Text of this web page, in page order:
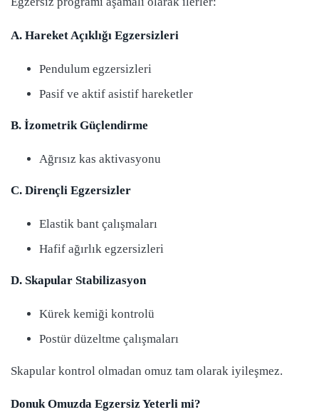
A. Hareket Açıklığı Egzersizleri
Pendulum egzersizleri
Pasif ve aktif asistif hareketler
B. İzometrik Güçlendirme
Ağrısız kas aktivasyonu
C. Dirençli Egzersizler
Elastik bant çalışmaları
Hafif ağırlık egzersizleri
D. Skapular Stabilizasyon
Kürek kemiği kontrolü
Postür düzeltme çalışmaları
Skapular kontrol olmadan omuz tam olarak iyileşmez.
Donuk Omuzda Egzersiz Yeterli mi?